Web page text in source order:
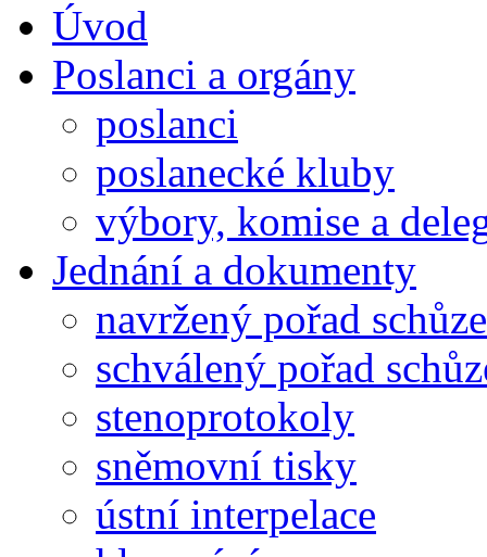
Úvod
Poslanci a orgány
poslanci
poslanecké kluby
výbory, komise a
Jednání a dokumenty
navržený pořad schůze
schválený pořad
stenoprotokoly
sněmovní tisky
ústní interpelace